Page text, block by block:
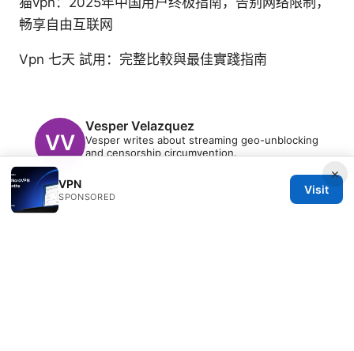
畅享自由互联网
Vpn 七天 試用：完整比較與最佳實踐指南
Vesper Velazquez
Vesper writes about streaming geo-unblocking
and censorship circumvention.
×
VPN
SPONSORED
Visit